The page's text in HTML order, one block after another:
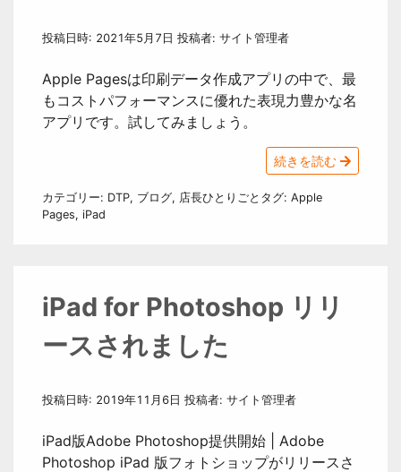
投稿日時: 2021年5月7日 投稿者: サイト管理者
Apple Pagesは印刷データ作成アプリの中で、最
もコストパフォーマンスに優れた表現力豊かな名
アプリです。試してみましょう。
続きを読む
カテゴリー: DTP, ブログ, 店長ひとりごと タグ: Apple
Pages, iPad
iPad for Photoshop リリ
ースされました
投稿日時: 2019年11月6日 投稿者: サイト管理者
iPad版Adobe Photoshop提供開始 | Adobe
Photoshop iPad 版フォトショップがリリースさ